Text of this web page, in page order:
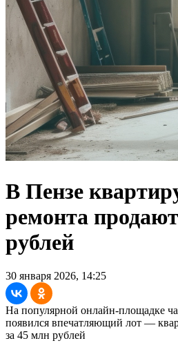
В Пензе
ремонта
рублей
30 января 2026, 14:25
На популярной онлайн-площадке
появился впечатляющий лот —
за 45 млн рублей